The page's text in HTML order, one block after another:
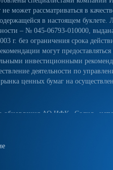
может рассматриваться в
в настоящем
– № 045-06793-010000,
без ограничения срока
могут
инвестиционными
деятельности по
ценных бумаг на
АО ИФК «Солид»
жестком диске вашего